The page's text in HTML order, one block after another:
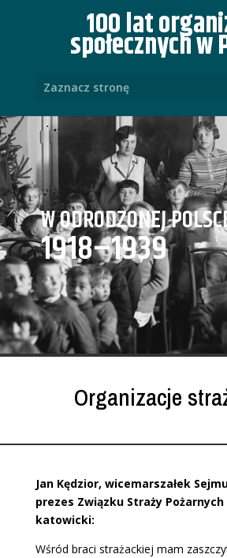
100 lat
społecznych w
Zaznacz stronę
W ODRODZONEJ
1918–1939
Organizacje
Jan Kędzior, wicemarszałek
prezes Związku Straży
katowicki:
Wśród braci strażackiej mam